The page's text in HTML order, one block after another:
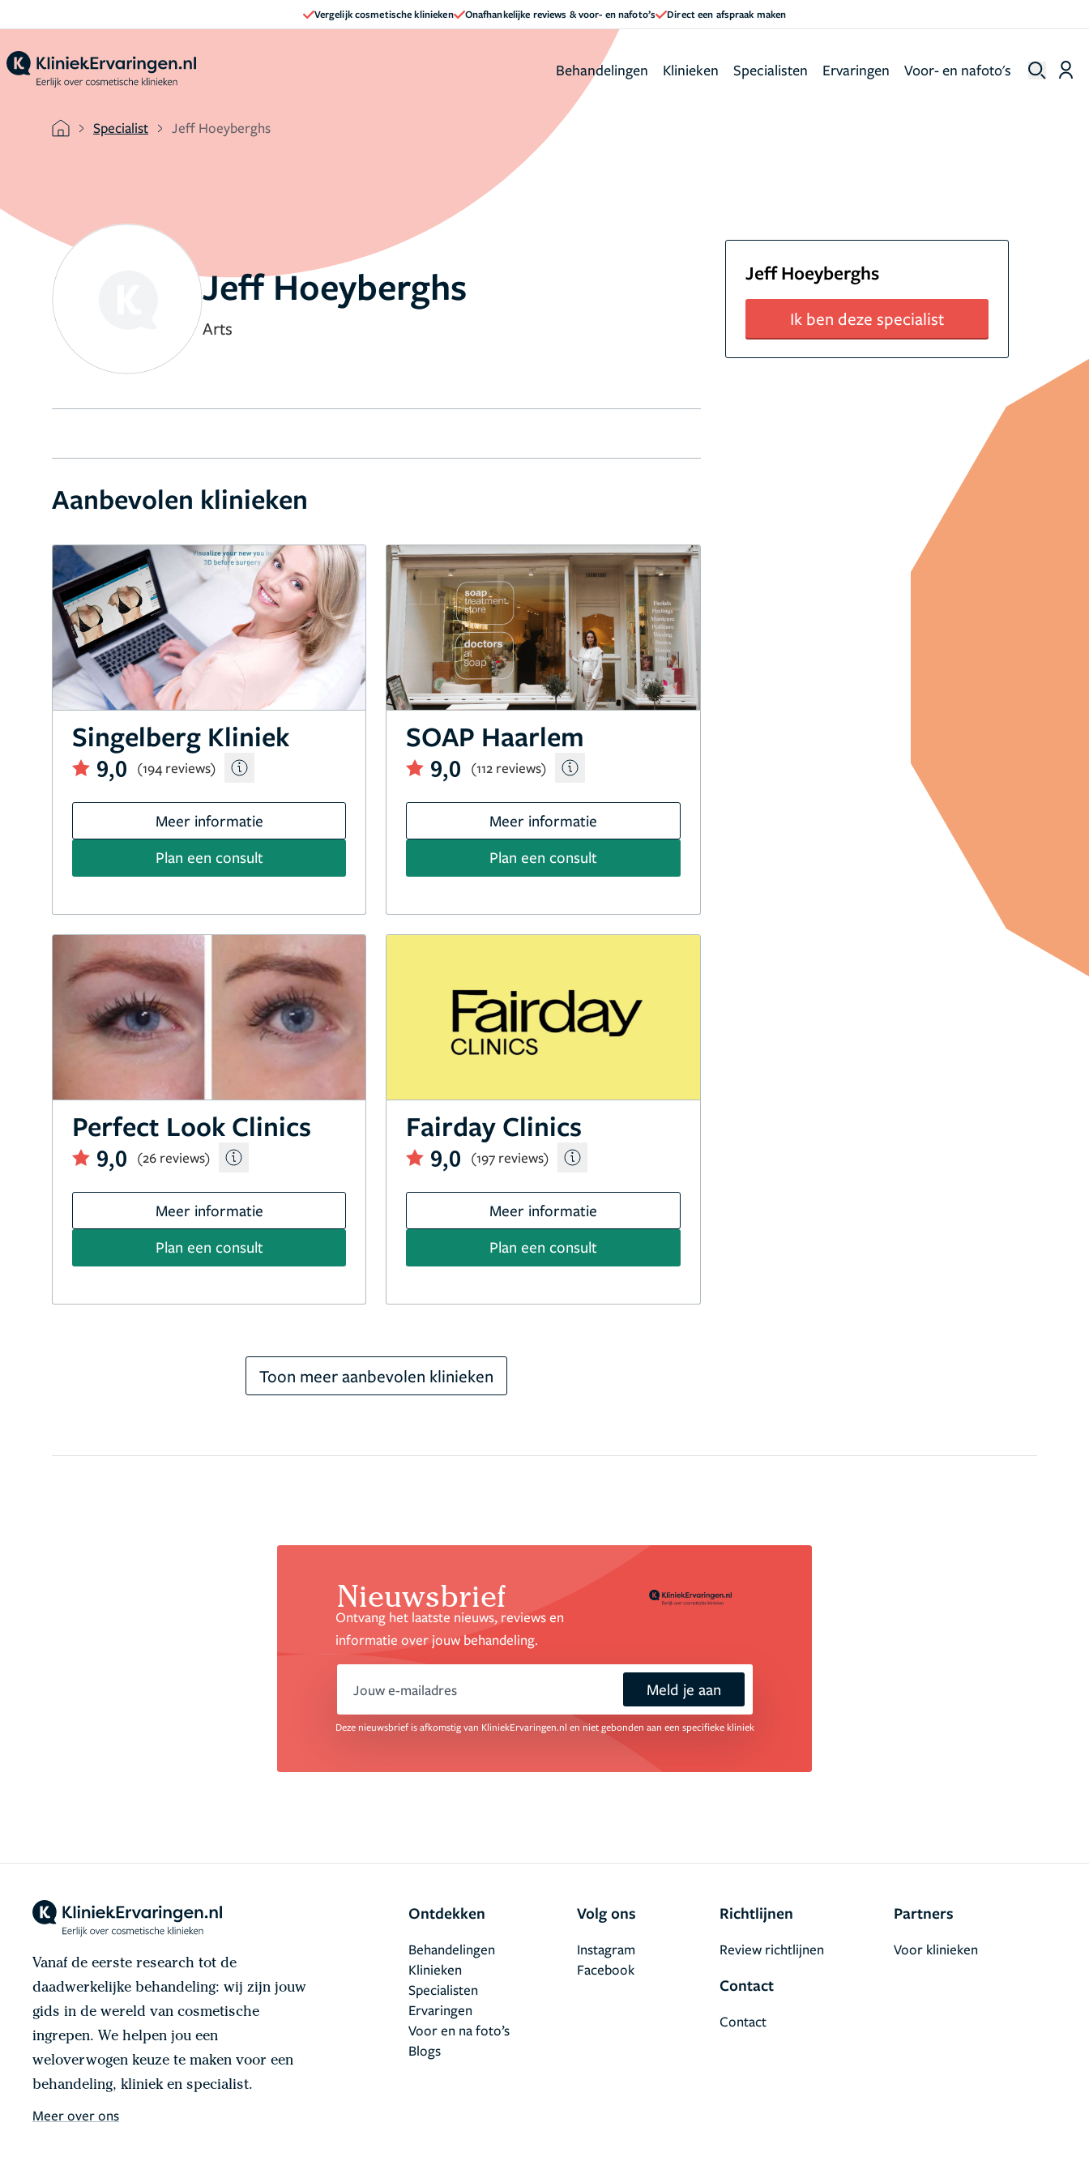
Vergelijk cosmetische klinieken Onafhankelijke reviews & voor- en nafoto’s Direct een afspraak maken
Behandelingen Klinieken Specialisten Ervaringen Voor- en nafoto's
Specialist Jeff Hoeyberghs
Jeff Hoeyberghs
Arts
Jeff Hoeyberghs
Ik ben deze specialist
Aanbevolen klinieken
Singelberg Kliniek
9,0 (194 reviews)
Meer informatie
Plan een consult
SOAP Haarlem
9,0 (112 reviews)
Meer informatie
Plan een consult
Perfect Look Clinics
9,0 (26 reviews)
Meer informatie
Plan een consult
Fairday Clinics
9,0 (197 reviews)
Meer informatie
Plan een consult
Toon meer aanbevolen klinieken
Nieuwsbrief
Ontvang het laatste nieuws, reviews en
informatie over jouw behandeling.
email Meld je aan
Deze nieuwsbrief is afkomstig van KliniekErvaringen.nl en niet gebonden aan een specifieke kliniek
Vanaf de eerste research tot de
daadwerkelijke behandeling: wij zijn jouw
gids in de wereld van cosmetische
ingrepen. We helpen jou een
weloverwogen keuze te maken voor een
behandeling, kliniek en specialist.
Meer over ons
Ontdekken
Behandelingen
Klinieken
Specialisten
Ervaringen
Voor en na foto’s
Blogs
Volg ons
Facebook
Instagram
Richtlijnen
Review richtlijnen
Contact
Contact
Partners
Voor klinieken